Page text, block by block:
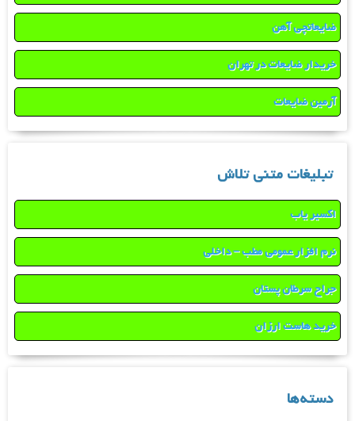
ضایعاتچی آهن
خریدار ضایعات در تهران
آرمین ضایعات
تبلیغات متنی تلاش
اکسیر یاب
نرم افزار عمومی مطب – داخلی
جراح سرطان پستان
خرید هاست ارزان
دسته‌ها